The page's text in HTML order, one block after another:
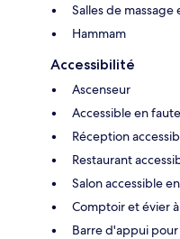
Salles de massage
Hammam
Accessibilité
Ascenseur
Accessible en
Réception
Restaurant
Salon accessible
Comptoir et évier
Barre d'appui